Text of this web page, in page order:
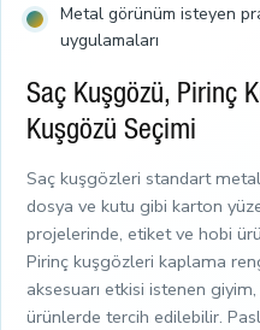
Metal görünüm isteyen
uygulamaları
Saç Kuşgözü, Pirinç
Kuşgözü Seçimi
Saç kuşgözleri standart
dosya ve kutu gibi karton
projelerinde, etiket ve hobi
Pirinç kuşgözleri kaplama
aksesuarı etkisi istenen
ürünlerde tercih edilebilir.